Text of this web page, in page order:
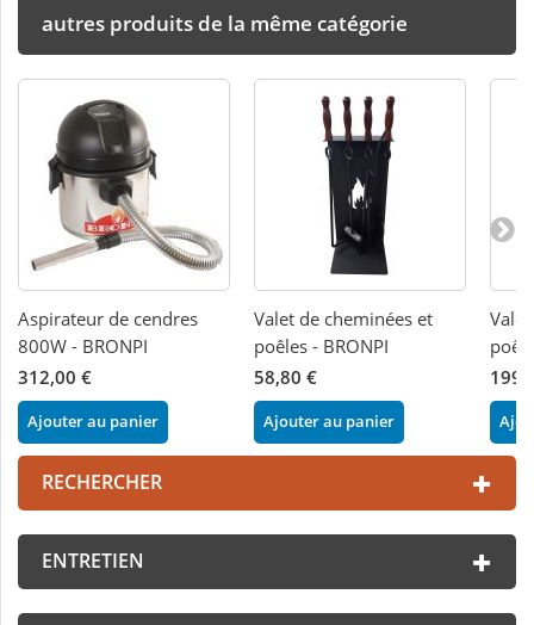
autres produits de la même catégorie
Aspirateur de cendres
800W - BRONPI
312,00 €
Ajouter au panier
Valet de cheminées et
poêles - BRONPI
58,80 €
Ajouter au panier
RECHERCHER
ENTRETIEN